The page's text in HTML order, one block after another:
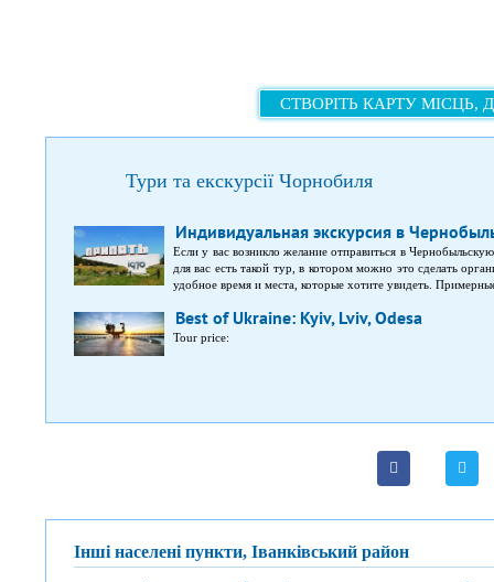
СТВОРІТЬ КАРТУ МІСЦЬ,
Тури та екскурсії Чорнобиля
Индивидуальная экскурсия в
Если у вас возникло желание отправиться в
для вас есть такой тур, в котором можно это сделать
удобное время и места, которые хотите увидеть.
безлюдный город Припять;сама Чернобыльская АЭС,
которой открываются впечатляющие виды;экскурсия по
Best of Ukraine: Kyiv, Lviv, Odesa
Tour price:
Інші населені пункти, Іванківський район